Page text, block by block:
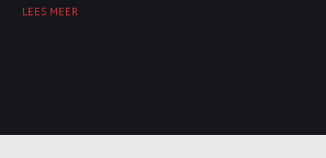
LEES MEER